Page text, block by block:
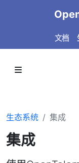
文档
生态系统 集成
集成